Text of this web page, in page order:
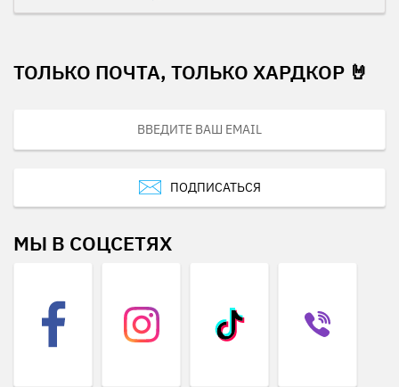
ТОЛЬКО ПОЧТА, ТОЛЬКО ХАРДКОР 🤘
ПОДПИСАТЬСЯ
МЫ В СОЦСЕТЯХ